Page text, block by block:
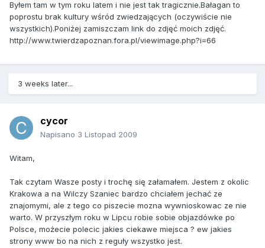
Byłem tam w tym roku latem i nie jest tak tragicznie.Bałagan to
poprostu brak kultury wśród zwiedzających (oczywiście nie
wszystkich).Poniżej zamiszczam link do zdjęć moich zdjęć.
http://www.twierdzapoznan.fora.pl/viewimage.php?i=66
3 weeks later...
cycor
Napisano 3 Listopad 2009
Witam,
Tak czytam Wasze posty i trochę się załamałem. Jestem z okolic
Krakowa a na Wilczy Szaniec bardzo chciałem jechać ze
znajomymi, ale z tego co piszecie mozna wywnioskowac ze nie
warto. W przyszłym roku w Lipcu robie sobie objazdówke po
Polsce, możecie polecic jakies ciekawe miejsca ? ew jakies
strony www bo na nich z reguły wszystko jest.